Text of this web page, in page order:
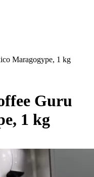
Maragogype, 1 kg
Guru
1 kg